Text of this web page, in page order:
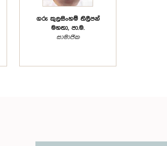
ගරු කුලසිංහම් තිලීපන්
මහතා, පා.ම.
සාමාජික